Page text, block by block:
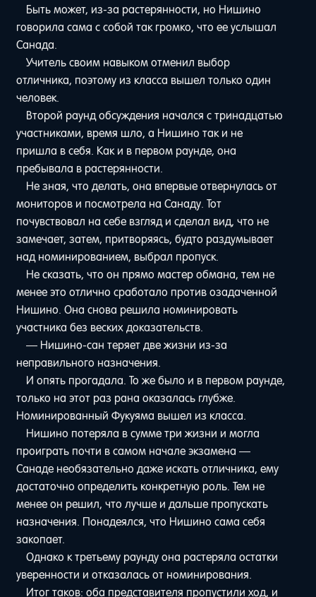
Быть может, из-за растерянности, но Нишино
говорила сама с собой так громко, что ее услышал
Санада.
Учитель своим навыком отменил выбор
отличника, поэтому из класса вышел только один
человек.
Второй раунд обсуждения начался с тринадцатью
участниками, время шло, а Нишино так и не
пришла в себя. Как и в первом раунде, она
пребывала в растерянности.
Не зная, что делать, она впервые отвернулась от
мониторов и посмотрела на Санаду. Тот
почувствовал на себе взгляд и сделал вид, что не
замечает, затем, притворяясь, будто раздумывает
над номинированием, выбрал пропуск.
Не сказать, что он прямо мастер обмана, тем не
менее это отлично сработало против озадаченной
Нишино. Она снова решила номинировать
участника без веских доказательств.
— Нишино-сан теряет две жизни из-за
неправильного назначения.
И опять прогадала. То же было и в первом раунде,
только на этот раз рана оказалась глубже.
Номинированный Фукуяма вышел из класса.
Нишино потеряла в сумме три жизни и могла
проиграть почти в самом начале экзамена —
Санаде необязательно даже искать отличника, ему
достаточно определить конкретную роль. Тем не
менее он решил, что лучше и дальше пропускать
назначения. Понадеялся, что Нишино сама себя
закопает.
Однако к третьему раунду она растеряла остатки
уверенности и отказалась от номинирования.
Итог таков: оба представителя пропустили ход, и